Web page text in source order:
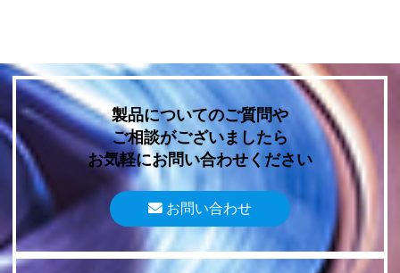
製品についてのご質問や
ご相談がございましたら
お気軽にお問い合わせください
お問い合わせ